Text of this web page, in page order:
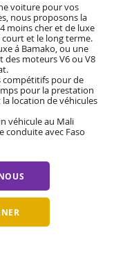
voiture pour vos
nous proposons la
moins cher et de luxe
et le long terme.
á Bamako, ou une
des moteurs V6 ou V8
compétitifs pour de
pour la prestation
location de véhicules
véhicule au Mali
conduite avec Faso